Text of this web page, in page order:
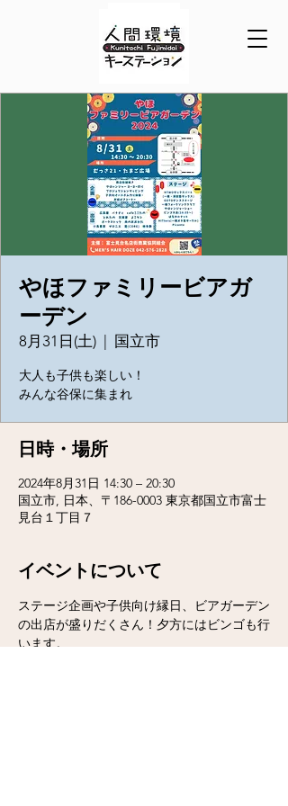
やほファミリービアガ
ーデン
8月31日(土) 国立市
大人も子供も楽しい！
みんな谷保に集まれ
日時・場所
2024年8月31日 14:30 – 20:30
国立市, 日本、〒186-0003 東京都国立市富士
見台１丁目７
イベントについて
ステージ企画や子供向け縁日、ビアガーデン
の出店が盛りだくさん！夕方にはビンゴも行
います。